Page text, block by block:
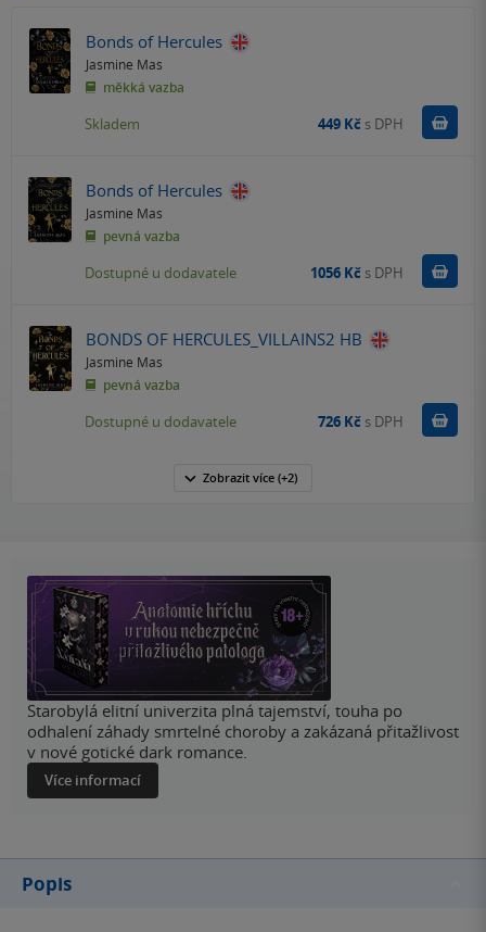
Bonds of Hercules
Jasmine Mas
měkká vazba
Skladem 449 Kč s DPH
Bonds of Hercules
Jasmine Mas
pevná vazba
Dostupné u dodavatele 1056 Kč s DPH
BONDS OF HERCULES_VILLAINS2 HB
Jasmine Mas
pevná vazba
Dostupné u dodavatele 726 Kč s DPH
Zobrazit více (+2)
Starobylá elitní univerzita plná tajemství, touha po
odhalení záhady smrtelné choroby a zakázaná přitažlivost
v nové gotické dark romance.
Více informací
Popis